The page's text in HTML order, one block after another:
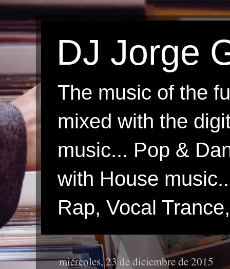
DJ Jorge
The music of the
mixed with the
music... Pop &
with House
Rap, Vocal
miércoles, 23 de diciembre de 2015